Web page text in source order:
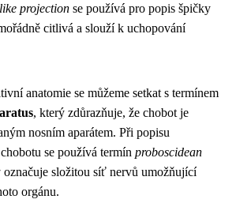
projection se používá pro popis špičky
citlivá a slouží k uchopování
anatomie se můžeme setkat s termínem
, který zdůrazňuje, že chobot je
nosním aparátem. Při popisu
se používá termín proboscidean
označuje složitou síť nervů umožňující
orgánu.